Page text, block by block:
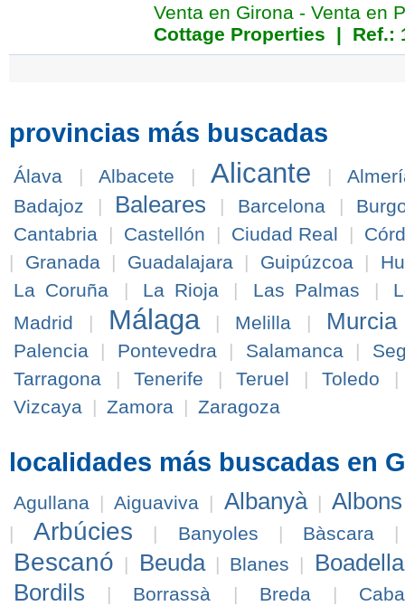
Venta en Girona - Venta en
Cottage Properties | Ref.:
provincias más buscadas
Álava | Albacete | Alicante |
Badajoz
| Baleares | Barcelona |
Cantabria
| Castellón | Ciudad Real |
|
Granada | Guadalajara | Guipúzcoa |
La Coruña
| La Rioja | Las Palmas |
Madrid
| Málaga | Melilla | Murcia
Palencia
| Pontevedra | Salamanca |
Tarragona
| Tenerife | Teruel | Toledo
Vizcaya | Zamora | Zaragoza
localidades más buscadas en
Agullana | Aiguaviva | Albanyà | Albons
| Arbúcies | Banyoles | Bàscara
Bescanó | Beuda | Blanes |
Bordils
| Borrassà | Breda |